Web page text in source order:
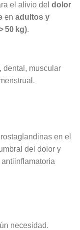
el alivio del dolor
en adultos y
50 kg).
dental, muscular
en el
del dolor y
necesidad.